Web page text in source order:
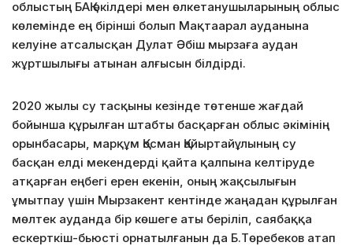
облыстың БАҚ өкілдері мен өлкетанушыларының облыс
көлемінде ең бірінші болып Мақтаарал ауданына
келуіне атсалысқан Дулат Әбіш мырзаға аудан
жұртшылығы атынан алғысын білдірді.
2020 жылы су тасқыны кезінде төтенше жағдай
бойынша құрылған штабты басқарған облыс әкімінің
орынбасары, марқұм Қосман Қайыртайұлының су
басқан елді мекендерді қайта қалпына келтіруде
атқарған еңбегі ерен екенін, оның жақсылығын
ұмытпау үшін Мырзакент кентінде жаңадан құрылған
мөлтек ауданда бір көшеге аты беріліп, саябаққа
ескерткіш-бьюсті орнатылғанын да Б.Төребеков атап